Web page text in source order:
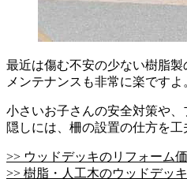
最近は傷む不安の少ない樹脂製
メンテナンスも非常に楽ですよ
小さいお子さんの安全対策や
隠しには、柵の設置の仕方を工
>> ウッドデッキのリフォーム
>> 樹脂・人工木のウッドデッ